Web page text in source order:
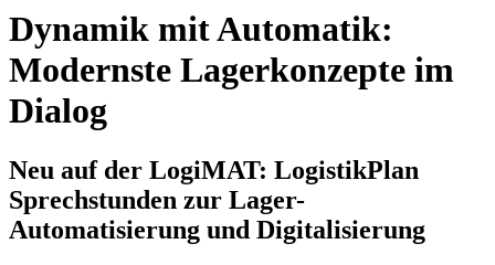
Dynamik mit Automatik:
Modernste Lagerkonzepte im
Dialog
Neu auf der LogiMAT: LogistikPlan
Sprechstunden zur Lager-
Automatisierung und Digitalisierung